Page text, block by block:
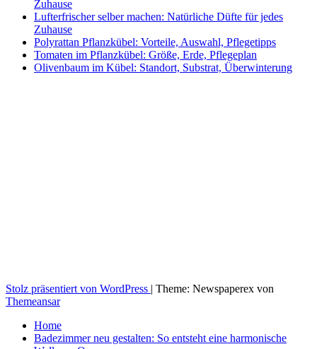
Zuhause
Lufterfrischer selber machen: Natürliche Düfte für jedes
Zuhause
Polyrattan Pflanzkübel: Vorteile, Auswahl, Pflegetipps
Tomaten im Pflanzkübel: Größe, Erde, Pflegeplan
Olivenbaum im Kübel: Standort, Substrat, Überwinterung
Stolz präsentiert von WordPress | Theme: Newspaperex von
Themeansar
Home
Badezimmer neu gestalten: So entsteht eine harmonische